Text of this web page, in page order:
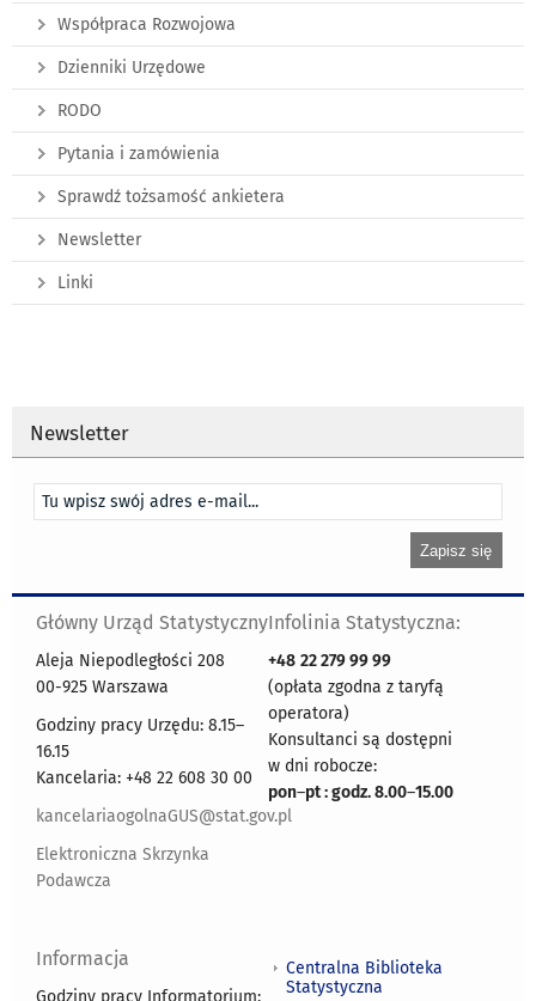
Współpraca Rozwojowa
Dzienniki Urzędowe
RODO
Pytania i zamówienia
Sprawdź tożsamość ankietera
Newsletter
Linki
Newsletter
Główny Urząd Statystyczny
Aleja Niepodległości 208
00-925 Warszawa
Godziny pracy Urzędu: 8.15–
16.15
Kancelaria: +48 22 608 30 00
kancelariaogolnaGUS@stat.gov.pl
Elektroniczna Skrzynka
Podawcza
Infolinia Statystyczna:
+48 22 279 99 99
(opłata zgodna z taryfą
operatora)
Konsultanci są dostępni
w dni robocze:
pon–pt : godz. 8.00–15.00
Informacja
Godziny pracy Informatorium:
Centralna Biblioteka
Statystyczna